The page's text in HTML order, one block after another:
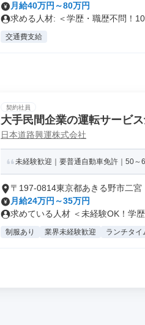
月給40万円～80万円
求める人材: ＜学歴・職歴不問！
交通費支給
契約社員
大手民間企業の運転サービ
日本道路興運株式会社
未経験歓迎｜要普通自動車免許｜50～
〒197-0814東京都あきる野市二宮
月給24万円～35万円
求めている人材 ＜未経験OK！学
制服あり 業界未経験歓迎 ランチタイ